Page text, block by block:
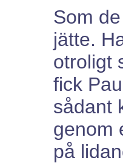
Som
jätte.
otroligt
fick
sådant
genom
på